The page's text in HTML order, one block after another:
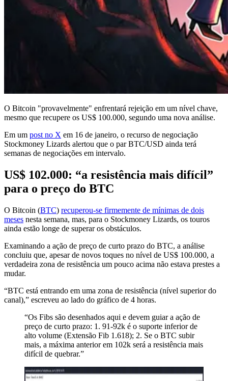
O Bitcoin "provavelmente" enfrentará rejeição em um nível chave,
mesmo que recupere os US$ 100.000, segundo uma nova análise.
Em um post no X em 16 de janeiro, o recurso de negociação
Stockmoney Lizards alertou que o par BTC/USD ainda terá
semanas de negociações em intervalo.
US$ 102.000: “a resistência mais difícil”
para o preço do BTC
O Bitcoin (BTC) recuperou-se firmemente de mínimas de dois
meses nesta semana, mas, para o Stockmoney Lizards, os touros
ainda estão longe de superar os obstáculos.
Examinando a ação de preço de curto prazo do BTC, a análise
concluiu que, apesar de novos toques no nível de US$ 100.000, a
verdadeira zona de resistência um pouco acima não estava prestes a
mudar.
“BTC está entrando em uma zona de resistência (nível superior do
canal),” escreveu ao lado do gráfico de 4 horas.
“Os Fibs são desenhados aqui e devem guiar a ação de
preço de curto prazo: 1. 91-92k é o suporte inferior de
alto volume (Extensão Fib 1.618); 2. Se o BTC subir
mais, a máxima anterior em 102k será a resistência mais
difícil de quebrar.”